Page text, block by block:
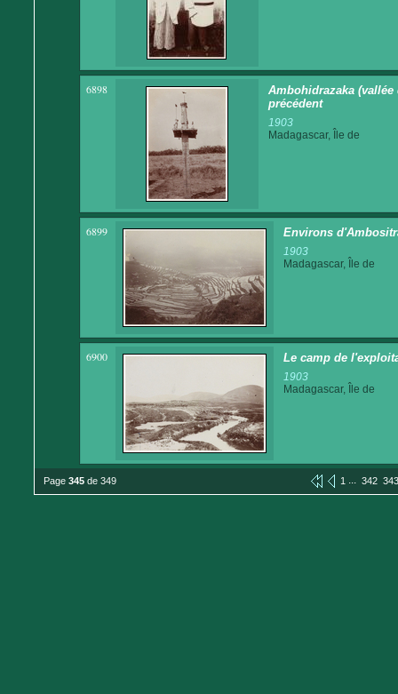
6898
Ambohidrazaka
précédent
1903
Madagascar, Île de
6899 Environs
1903
Madagascar, Île de
6900 Le camp de
1903
Madagascar, Île de
Page 345 de 349 1 ... 342